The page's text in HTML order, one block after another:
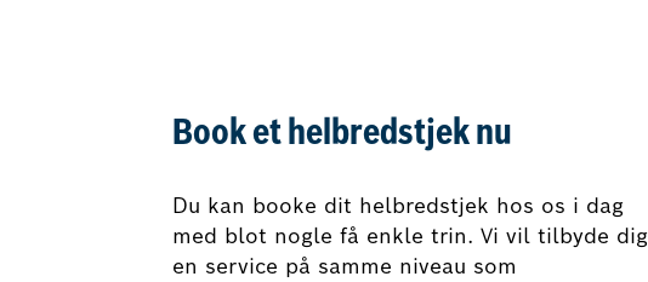
Book et helbredstjek nu
Du kan booke dit helbredstjek hos os i dag
med blot nogle få enkle trin. Vi vil tilbyde dig
en service på samme niveau som